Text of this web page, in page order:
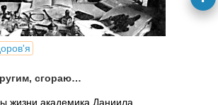
сгораю…
жизни академика Даниила